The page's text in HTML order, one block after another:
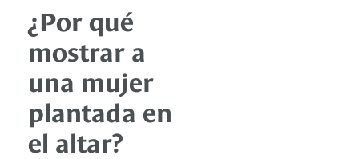
¿Por qué
mostrar a
una mujer
plantada en
el altar?